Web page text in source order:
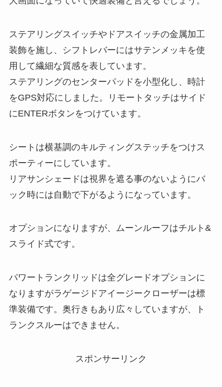
ステアリングスイッチやドアスイッチの金属加工
装飾を施し、シフトレバーにはサテンメッキを使
用して繊細な質感を表しています。
ステアリングのセンターパッドを小型化し、時計
をGPS対応にしました。リモートタッチはサイド
にENTERボタンをつけています。
シートは横基調のキルティングステッチをつけス
ポーティーにしています。
リアサンシェードは視界を遮る事のないようにバ
ック時には自動で下がるようになっています。
オプションになりますが、ムーンルーフはチルト&
スライド式です。
パワートランクリッドは全グレードオプションに
なりますがラゲージドアイージークローザーは標
準装備です。奥行きもあり広々していますが、ト
ランクスルーはできません。
スポンサーリンク